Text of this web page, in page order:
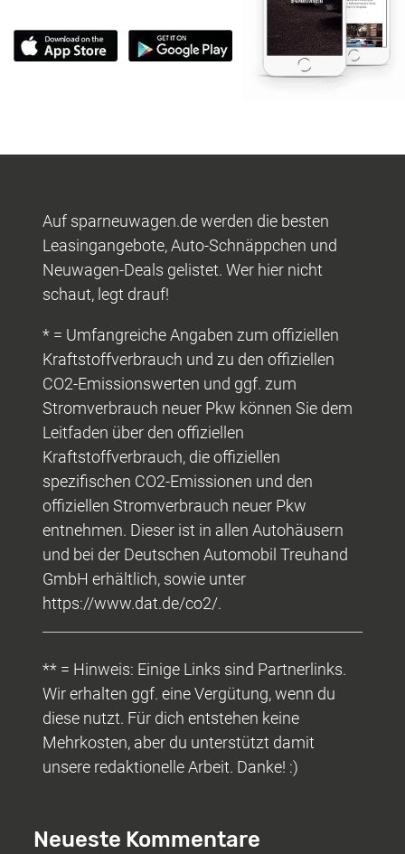
Auf sparneuwagen.de werden die besten
Leasingangebote, Auto-Schnäppchen und
Neuwagen-Deals gelistet. Wer hier nicht
schaut, legt drauf!
* = Umfangreiche Angaben zum offiziellen
Kraftstoffverbrauch und zu den offiziellen
CO2-Emissionswerten und ggf. zum
Stromverbrauch neuer Pkw können Sie dem
Leitfaden über den offiziellen
Kraftstoffverbrauch, die offiziellen
spezifischen CO2-Emissionen und den
offiziellen Stromverbrauch neuer Pkw
entnehmen. Dieser ist in allen Autohäusern
und bei der Deutschen Automobil Treuhand
GmbH erhältlich, sowie unter
https://www.dat.de/co2/.
** = Hinweis: Einige Links sind Partnerlinks.
Wir erhalten ggf. eine Vergütung, wenn du
diese nutzt. Für dich entstehen keine
Mehrkosten, aber du unterstützt damit
unsere redaktionelle Arbeit. Danke! :)
Neueste Kommentare